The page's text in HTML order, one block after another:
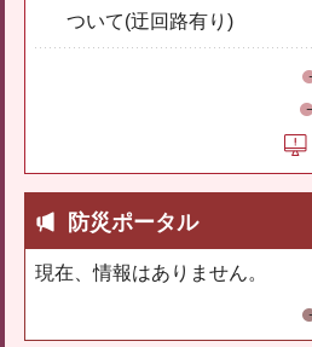
ついて(迂回路有り)
防災ポータル
現在、情報はありません。